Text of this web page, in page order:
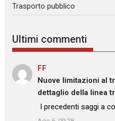
Trasporto pubblico
Ultimi commenti
FF
Nuove limitazioni al
dettaglio della linea
: “I precedenti saggi a